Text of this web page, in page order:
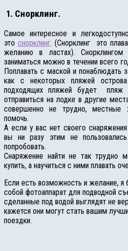
1. Cнорклинг.
Самое интересное и
это снорклинг. (Снорклинг это
желанию в ластах).
заниматься можно в течении всего
Поплавать с маской и
как с некоторых пляжей
подходящих пляжей будет
отправиться на лодке в другие
совершенно не трудно, местные
помочь.
А если у вас нет своего
вы ни разу этим не
попробовать.
Снаряжение найти не так трудно
купить, а научиться с ними плавать
Если есть возможность и желание, я
собой фотоаппарат для подводной
сделанные под водой выглядят не
кажется они могут стать вашим
поездки.